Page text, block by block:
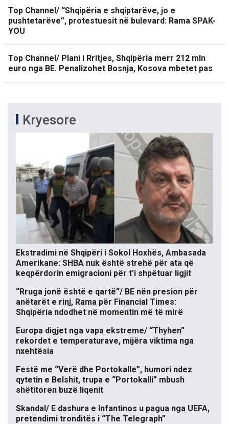
Top Channel/ “Shqipëria e shqiptarëve, jo e
pushtetarëve”, protestuesit në bulevard: Rama SPAK-
YOU
Top Channel/ Plani i Rritjes, Shqipëria merr 212 mln
euro nga BE. Penalizohet Bosnja, Kosova mbetet pas
Kryesore
Ekstradimi në Shqipëri i Sokol Hoxhës, Ambasada
Amerikane: SHBA nuk është strehë për ata që
keqpërdorin emigracioni për t’i shpëtuar ligjit
“Rruga jonë është e qartë”/ BE nën presion për
anëtarët e rinj, Rama për Financial Times:
Shqipëria ndodhet në momentin më të mirë
Europa digjet nga vapa ekstreme/ “Thyhen”
rekordet e temperaturave, mijëra viktima nga
nxehtësia
Festë me “Verë dhe Portokalle”, humori ndez
qytetin e Belshit, trupa e “Portokalli” mbush
shëtitoren buzë liqenit
Skandal/ E dashura e Infantinos u pagua nga UEFA,
pretendimi tronditës i “The Telegraph”